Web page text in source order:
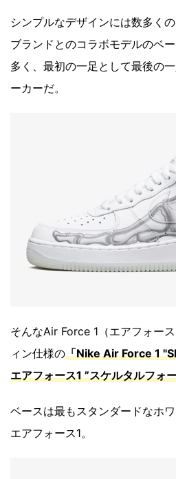
シンプルなデザインには数多く
ブランドとのコラボモデルのベ
多く、最初の一足として最後の
ーカーだ。
そんなAir Force 1（エアフォー
ィン仕様の「Nike Air Force 1
エアフォース1 ”スケルタルフォ
ベースは最もスタンダードなホ
エアフォース1。